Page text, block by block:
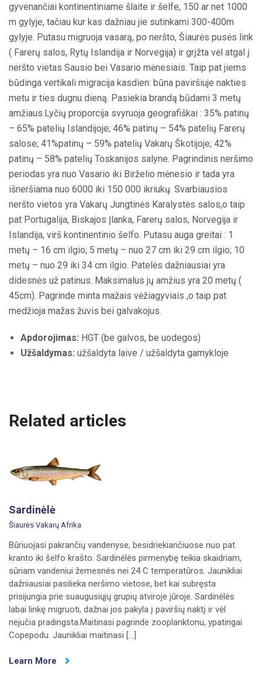
gyvenančiai kontinentiniame šlaite ir šelfe, 150 ar net 1000
m gylyje, tačiau kur kas dažniau jie sutinkami 300-400m
gylyje. Putasu migruoja vasarą, po neršto, Šiaurės pusės link
( Farerų salos, Rytų Islandija ir Norvegija) ir grįžta vėl atgal į
neršto vietas Sausio bei Vasario mėnesiais. Taip pat jiems
būdinga vertikali migracija kasdien: būna paviršiuje nakties
metu ir ties dugnu dieną. Pasiekia brandą būdami 3 metų
amžiaus.Lyčių proporcija svyruoja geografiškai : 35% patinų
– 65% patelių Islandijoje; 46% patinų – 54% patelių Farerų
salose; 41%patinų – 59% patelių Vakarų Škotijoje; 42%
patinų – 58% patelių Toskanijos salyne. Pagrindinis neršimo
periodas yra nuo Vasario iki Birželio mėnesio ir tada yra
išneršiama nuo 6000 iki 150 000 ikriukų. Svarbiausios
neršto vietos yra Vakarų Jungtinės Karalystės salos,o taip
pat Portugalija, Biskajos Įlanka, Farerų salos, Norvegija ir
Islandija, virš kontinentinio šelfo. Putasu auga greitai : 1
metų – 16 cm ilgio; 5 metų – nuo 27 cm iki 29 cm ilgio; 10
metų – nuo 29 iki 34 cm ilgio. Patelės dažniausiai yra
didesnės už patinus. Maksimalus jų amžius yra 20 metų (
45cm). Pagrinde minta mažais vėžiagyviais ,o taip pat
medžioja mažas žuvis bei galvakojus.
Apdorojimas: HGT (be galvos, be uodegos)
Užšaldymas: užšaldyta laive / užšaldyta gamykloje
Related articles
Sardinėlė
Šiaurės Vakarų Afrika
Būriuojasi pakrančių vandenyse, besidriekiančiuose nuo pat
kranto iki šelfo krašto. Sardinėlės pirmenybę teikia skaidriam,
sūriam vandeniui žemesnės nei 24 C temperatūros. Jaunikliai
dažniausiai pasilieka neršimo vietose, bet kai subręsta
prisijungia prie suaugusiųjų grupių atviroje jūroje. Sardinėlės
labai linkę migruoti, dažnai jos pakyla į paviršių naktį ir vėl
nejučia pradingsta.Maitinasi pagrinde zooplanktonu, ypatingai
Copepodu. Jaunikliai maitinasi […]
Learn More